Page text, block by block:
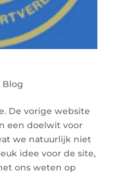
Blog
De vorige website
een doelwit voor
we natuurlijk niet
idee voor de site,
ons weten op